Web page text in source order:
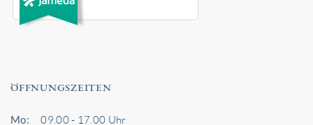
ÖFFNUNGSZEITEN
Mo: 09.00 - 17.00 Uhr